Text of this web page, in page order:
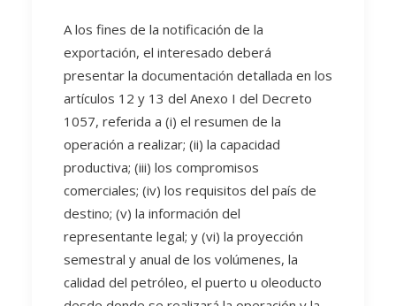
A los fines de la notificación de la
exportación, el interesado deberá
presentar la documentación detallada en los
artículos 12 y 13 del Anexo I del Decreto
1057, referida a (i) el resumen de la
operación a realizar; (ii) la capacidad
productiva; (iii) los compromisos
comerciales; (iv) los requisitos del país de
destino; (v) la información del
representante legal; y (vi) la proyección
semestral y anual de los volúmenes, la
calidad del petróleo, el puerto u oleoducto